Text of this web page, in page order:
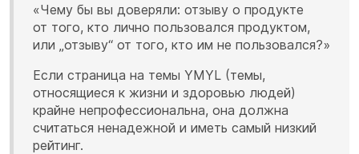
«Чему бы вы доверяли: отзыву о продукте
от того, кто лично пользовался продуктом,
или „отзыву“ от того, кто им не пользовался?»
Если страница на темы YMYL (темы,
относящиеся к жизни и здоровью людей)
крайне непрофессиональна, она должна
считаться ненадежной и иметь самый низкий
рейтинг.